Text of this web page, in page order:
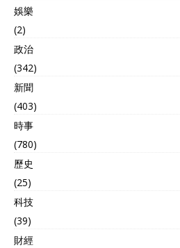
需从本国预算中拨款。 转向
英国，这个国家在俄乌冲突
中扮演了重要角色，从一开
始就积极提供军事援助和训
练乌克兰士兵，同时推动对
俄罗斯的制裁。前英国首相
吁持续施压俄罗斯直至其投
降。 2022年，英国的援助
总额超过23亿英镑，包括反
统。随后的2023年和2024
年，这一数额继续增加，累
计军事援助超过100亿英
镑。英国情报机构还与乌克
兰分享军事情报，协助其制
定反击策略。然而，这种支
娛樂
(2)
政治
(342)
新聞
(403)
時事
(780)
歷史
(25)
科技
(39)
財經